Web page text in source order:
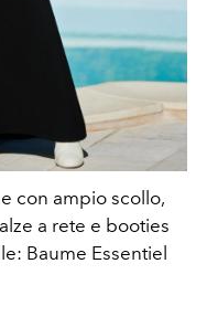
con ampio scollo,
a rete e booties
Baume Essentiel